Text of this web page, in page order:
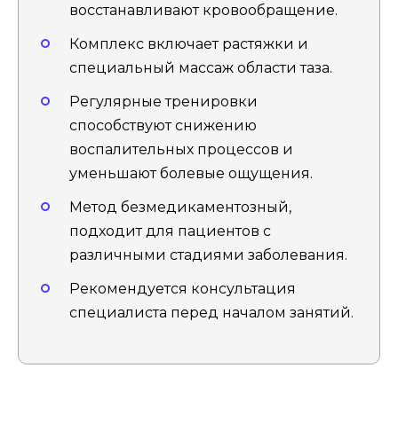
восстанавливают кровообращение.
Комплекс включает растяжки и
специальный массаж области таза.
Регулярные тренировки
способствуют снижению
воспалительных процессов и
уменьшают болевые ощущения.
Метод безмедикаментозный,
подходит для пациентов с
различными стадиями заболевания.
Рекомендуется консультация
специалиста перед началом занятий.